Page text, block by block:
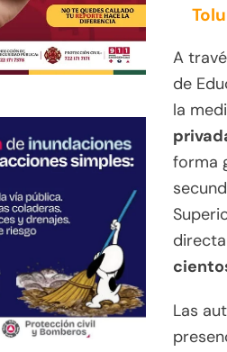
A
de
la
forma
Las